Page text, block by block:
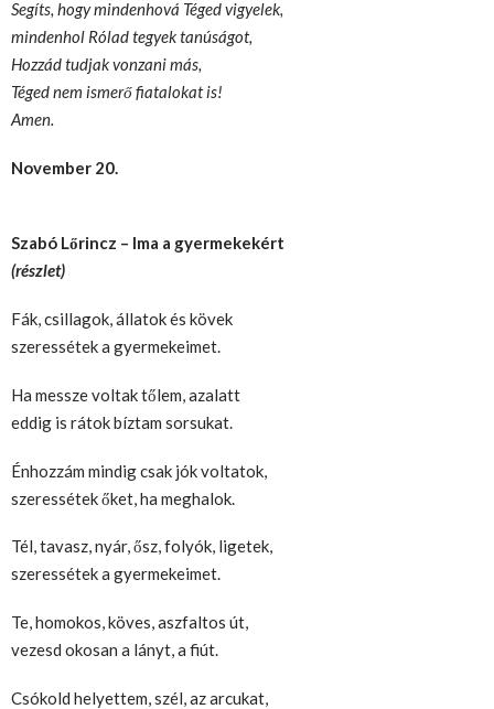
Segíts, hogy mindenhová Téged vigyelek,
mindenhol Rólad tegyek tanúságot,
Hozzád tudjak vonzani más,
Téged nem ismerő fiatalokat is!
Amen.
November 20.
Szabó Lőrincz – Ima a gyermekekért
(részlet)
Fák, csillagok, állatok és kövek
szeressétek a gyermekeimet.
Ha messze voltak tőlem, azalatt
eddig is rátok bíztam sorsukat.
Énhozzám mindig csak jók voltatok,
szeressétek őket, ha meghalok.
Tél, tavasz, nyár, ősz, folyók, ligetek,
szeressétek a gyermekeimet.
Te, homokos, köves, aszfaltos út,
vezesd okosan a lányt, a fiút.
Csókold helyettem, szél, az arcukat,